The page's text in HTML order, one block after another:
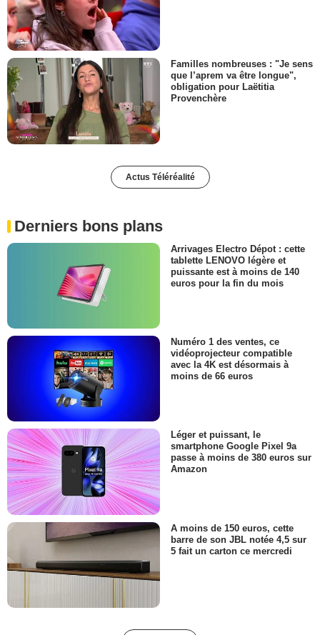
Familles nombreuses : "Je sens
que l’aprem va être longue",
obligation pour Laëtitia
Provenchère
Actus Téléréalité
Derniers bons plans
Arrivages Electro Dépot : cette
tablette LENOVO légère et
puissante est à moins de 140
euros pour la fin du mois
Numéro 1 des ventes, ce
vidéoprojecteur compatible
avec la 4K est désormais à
moins de 66 euros
Léger et puissant, le
smartphone Google Pixel 9a
passe à moins de 380 euros sur
Amazon
A moins de 150 euros, cette
barre de son JBL notée 4,5 sur
5 fait un carton ce mercredi